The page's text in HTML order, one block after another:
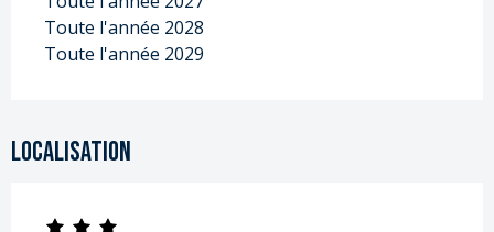
Toute l'année 2028
Toute l'année 2029
Localisation